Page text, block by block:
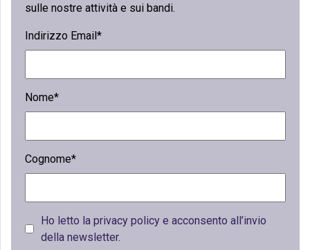
sulle nostre attività e sui bandi.
Indirizzo Email*
Nome*
Cognome*
Ho letto la privacy policy e acconsento all’invio
della newsletter.